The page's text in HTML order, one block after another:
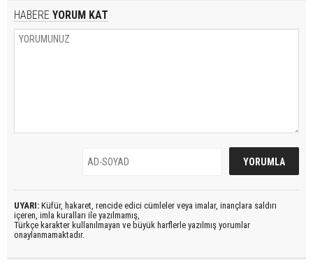
HABERE YORUM KAT
UYARI: Küfür, hakaret, rencide edici cümleler veya imalar, inançlara saldırı
içeren, imla kuralları ile yazılmamış,
Türkçe karakter kullanılmayan ve büyük harflerle yazılmış yorumlar
onaylanmamaktadır.